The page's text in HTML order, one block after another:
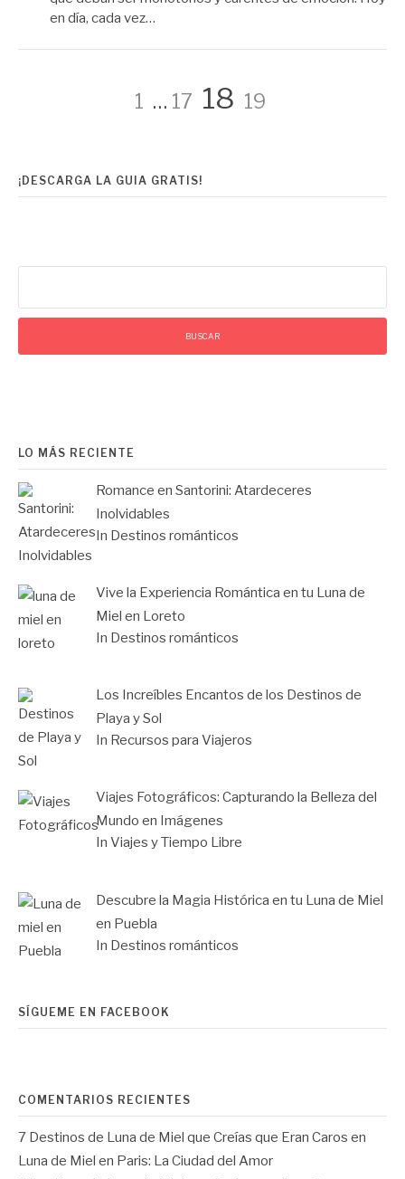
en día, cada vez…
Paginación
de
Página
1 … Página
17 Página
18 Página
19
¡DESCARGA LA GUIA GRATIS!
LO MÁS RECIENTE
Romance en Santorini: Atardeceres
Inolvidables
In Destinos románticos
Vive la Experiencia Romántica en tu Luna de
Miel en Loreto
In Destinos románticos
Los Increíbles Encantos de los Destinos de
Playa y Sol
In Recursos para Viajeros
Viajes Fotográficos: Capturando la Belleza del
Mundo en Imágenes
In Viajes y Tiempo Libre
Descubre la Magia Histórica en tu Luna de Miel
en Puebla
In Destinos románticos
SÍGUEME EN FACEBOOK
COMENTARIOS RECIENTES
7 Destinos de Luna de Miel que Creías que Eran Caros en
Luna de Miel en Paris: La Ciudad del Amor